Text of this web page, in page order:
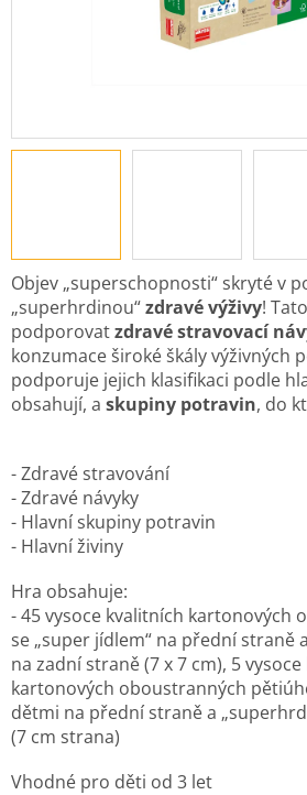
Objev „superschopnosti“ skryté v
„superhrdinou“zdravé výživy!
podporovatzdravéstravovací
konzumace široké škály výživných
podporuje jejich klasifikaci podle
obsahují, a skupiny potravin, do
- Zdravé stravování
- Zdravé návyky
- Hlavní skupiny potravin
- Hlavní živiny
Hra obsahuje:
- 45 vysoce kvalitních kartonových
se „super jídlem“ na přední straně
na zadní straně (7 x 7 cm), 5
kartonových oboustranných
dětmi na přední straně a
(7 cm strana)
Vhodné pro děti od 3 let